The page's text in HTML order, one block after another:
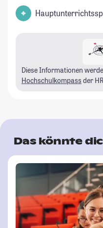
Diese Informationen
Hochschulkompass der
Das könnte